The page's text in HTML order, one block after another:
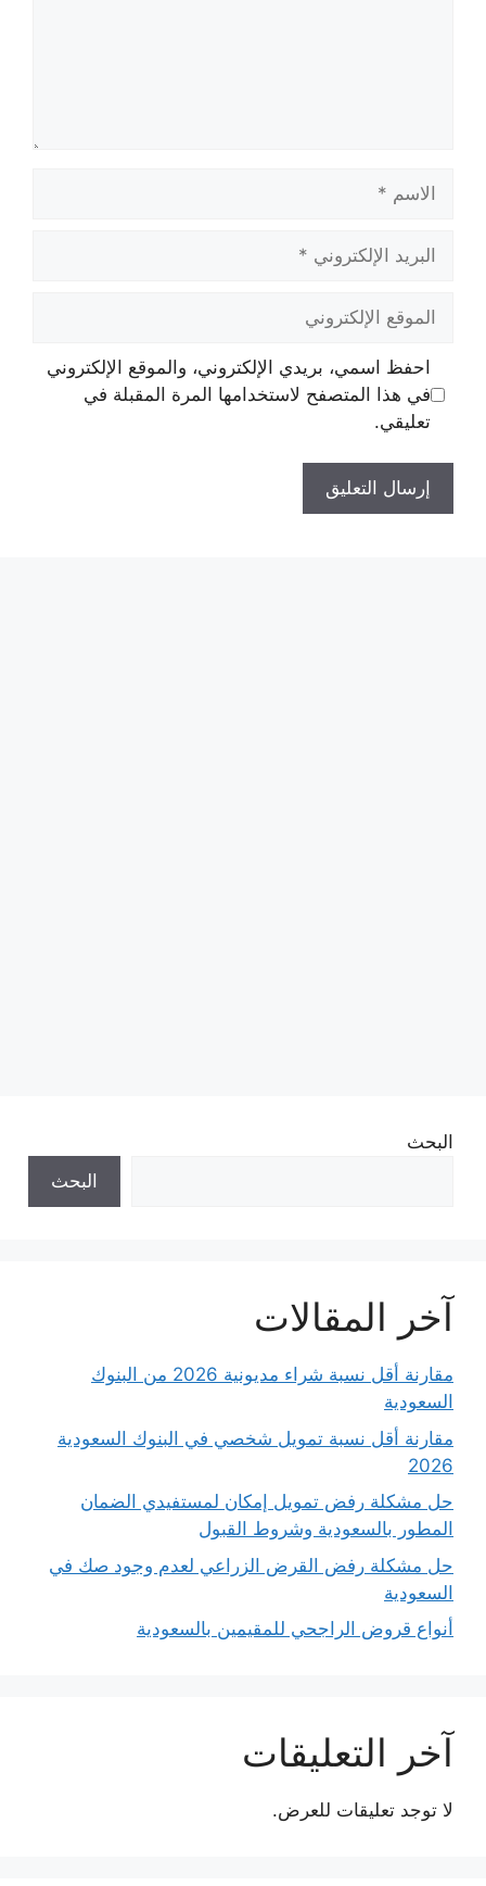
الإلكتروني
الإلكتروني
احفظ اسمي، بريدي الإلكتروني، والموقع الإلكتروني
في هذا المتصفح لاستخدامها المرة المقبلة في
تعليقي.
البحث
البحث
آخر المقالات
مقارنة أقل نسبة شراء مديونية 2026 من البنوك
السعودية
مقارنة أقل نسبة تمويل شخصي في البنوك السعودية
2026
حل مشكلة رفض تمويل إمكان لمستفيدي الضمان
المطور بالسعودية وشروط القبول
حل مشكلة رفض القرض الزراعي لعدم وجود صك في
السعودية
أنواع قروض الراجحي للمقيمين بالسعودية
آخر التعليقات
لا توجد تعليقات للعرض.